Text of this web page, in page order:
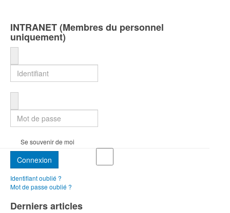
INTRANET (Membres du personnel
uniquement)
Se souvenir de moi
Connexion
Identifiant oublié ?
Mot de passe oublié ?
Derniers articles